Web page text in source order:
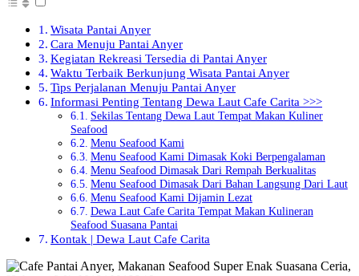
Wisata Pantai Anyer
Cara Menuju Pantai Anyer
Kegiatan Rekreasi Tersedia di Pantai Anyer
Waktu Terbaik Berkunjung Wisata Pantai Anyer
Tips Perjalanan Menuju Pantai Anyer
Informasi Penting Tentang Dewa Laut Cafe Carita >>>
Sekilas Tentang Dewa Laut Tempat Makan Kuliner
Seafood
Menu Seafood Kami
Menu Seafood Kami Dimasak Koki Berpengalaman
Menu Seafood Dimasak Dari Rempah Berkualitas
Menu Seafood Dimasak Dari Bahan Langsung Dari Laut
Menu Seafood Kami Dijamin Lezat
Dewa Laut Cafe Carita Tempat Makan Kulineran
Seafood Suasana Pantai
Kontak | Dewa Laut Cafe Carita